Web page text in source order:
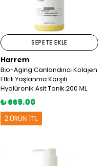
SEPETE EKLE
Harrem
Bio-Aging Canlandırıcı Kolajen
Etkili Yaşlanma Karşıtı
Hyalüronik Asit Tonik 200 ML
₺ 669.00
2.ÜRÜN 1TL